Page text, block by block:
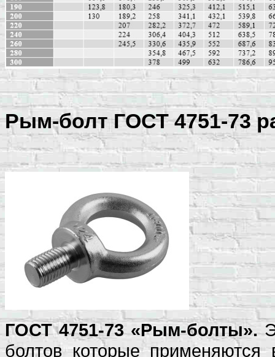
Рым-болт ГОСТ 4751-73
ГОСТ 4751-73 «Рым-болты».
болтов которые применяются